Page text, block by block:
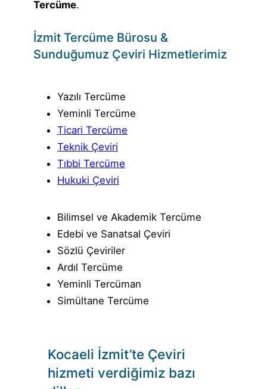
Tercüme.
İzmit Tercüme Bürosu &
Sunduğumuz Çeviri Hizmetlerimiz
Yazılı Tercüme
Yeminli Tercüme
Ticari Tercüme
Teknik Çeviri
Tıbbi Tercüme
Hukuki Çeviri
Bilimsel ve Akademik Tercüme
Edebi ve Sanatsal Çeviri
Sözlü Çeviriler
Ardıl Tercüme
Yeminli Tercüman
Simültane Tercüme
Kocaeli İzmit’te Çeviri
hizmeti verdiğimiz bazı